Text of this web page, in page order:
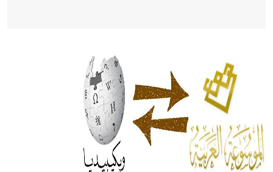
الحكم، الأدلة، تنظيم التغذية، ورسالته في جروح الرأس. ويعود
له الفضل بأنه حرر الطب من الدين والفلسفة.
- هل تعلم أن المرجان إفراز حيواني يتكون في البحر ويتركب
من مادة كربونات الكلسيوم، وهو أحمر أو شديد الحمرة وهو
أجود أنواعه، ويمتاز بكبر الحجم ويسمى الش